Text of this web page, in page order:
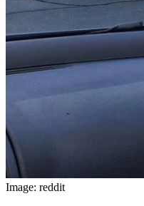
Image: reddit